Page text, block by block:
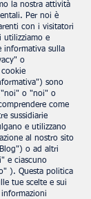
la nostra attività
Per noi è
con i visitatori
utilizziamo e
informativa sulla
o
sono
o "noi" o
come
sussidiarie
e utilizzano
al nostro sito
o ad altri
e ciascuno
). Questa politica
tue scelte e sui